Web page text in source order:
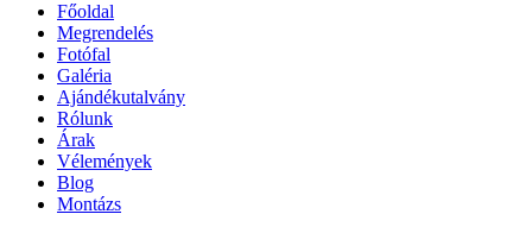
Főoldal
Megrendelés
Fotófal
Galéria
Ajándékutalvány
Rólunk
Árak
Vélemények
Blog
Montázs